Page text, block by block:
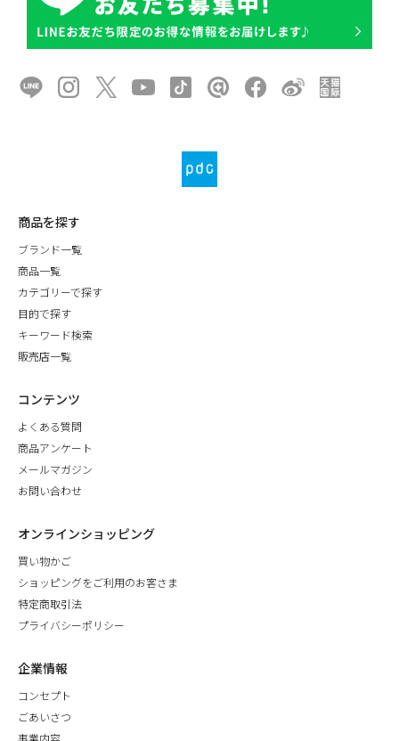
商品を探す
ブランド一覧
商品一覧
カテゴリーで探す
目的で探す
キーワード検索
販売店一覧
コンテンツ
よくある質問
商品アンケート
メールマガジン
お問い合わせ
オンラインショッピング
買い物かご
ショッピングをご利用のお客さま
特定商取引法
プライバシーポリシー
企業情報
コンセプト
ごあいさつ